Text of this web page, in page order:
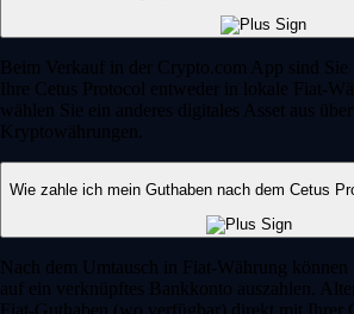
Beim Verkauf in der Crypto.com App sind Sie
Ihre Cetus Protocol entweder in lokale Fiat-
wählen Sie ein anderes digitales Asset aus
Kryptowährungen.
Wie zahle ich mein Guthaben nach dem Cetus
Nach dem Umtausch in Fiat-Währung
auf ein verknüpftes Bankkonto auszahlen.
Fiat-Guthaben (wo verfügbar) direkt mit Ihrer